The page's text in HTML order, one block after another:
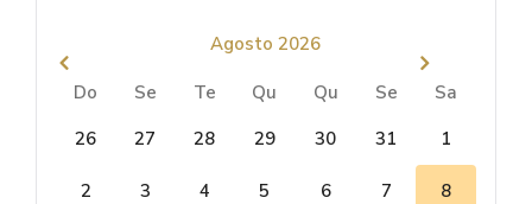
Agosto 2026
Do Se Te Qu Qu Se
Sa
26
27 28 29 30 31 1
2 3 4 5 6 7 8